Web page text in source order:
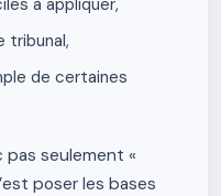
à appliquer,
tribunal,
de certaines
pas seulement «
poser les bases